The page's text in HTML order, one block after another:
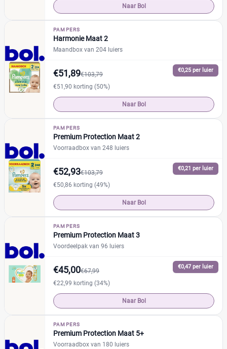
Naar Bol
PAMPERS
Harmonie Maat 2
Maandbox van 204 luiers
€0,25 per luier
€51,89€103,79
€51,90 korting (50%)
Naar Bol
PAMPERS
Premium Protection Maat 2
Voorraadbox van 248 luiers
€0,21 per luier
€52,93€103,79
€50,86 korting (49%)
Naar Bol
PAMPERS
Premium Protection Maat 3
Voordeelpak van 96 luiers
€0,47 per luier
€45,00€67,99
€22,99 korting (34%)
Naar Bol
PAMPERS
Premium Protection Maat 5+
Voorraadbox van 180 luiers